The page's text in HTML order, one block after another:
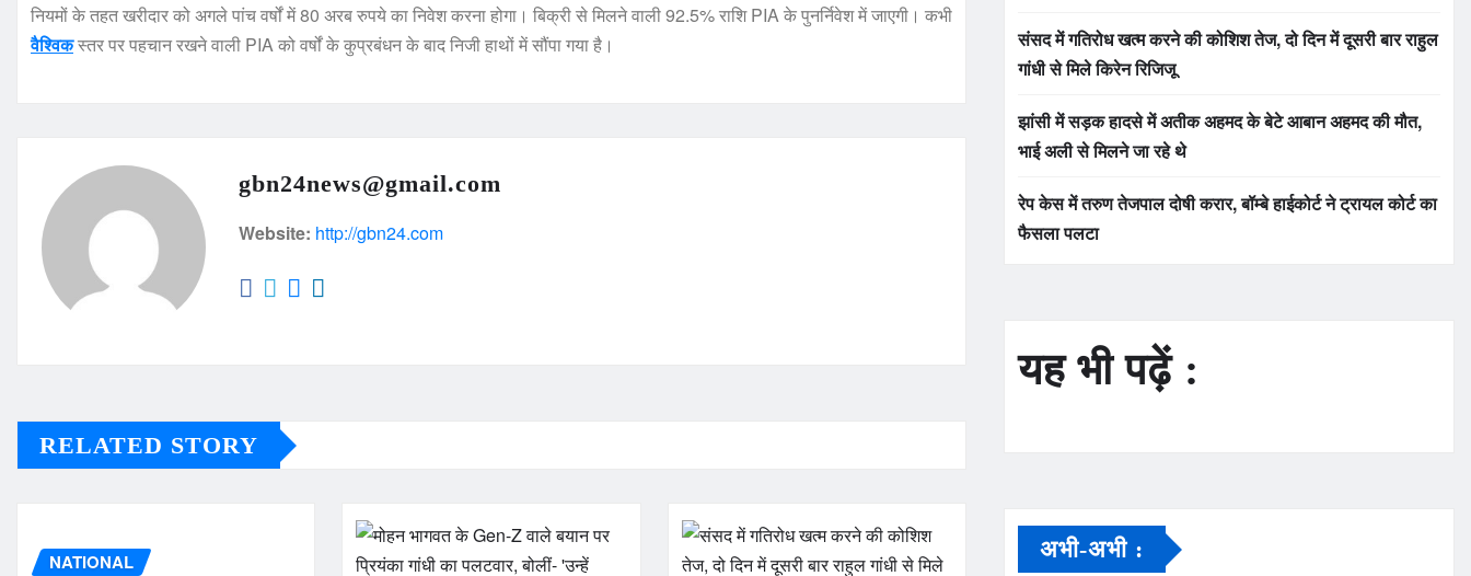
नियमों के तहत खरीदार को अगले पांच वर्षों में 80 अरब रुपये का निवेश करना होगा। बिक्री से मिलने वाली 92.5% राशि PIA के पुनर्निवेश में जाएगी। कभी
वैश्विकस्तर पर पहचान रखने वाली PIA को वर्षों के कुप्रबंधन के बाद निजी हाथों में सौंपा गया है।
gbn24news@gmail.com
Website: http://gbn24.com
RELATED STORY
NATIONAL
संसद में गतिरोध खत्म करने की कोशिश तेज, दो दिन में दूसरी बार राहुल
गांधी से मिले किरेन रिजिजू
झांसी में सड़क हादसे में अतीक अहमद के बेटे आबान अहमद की मौत,
भाई अली से मिलने जा रहे थे
रेप केस में तरुण तेजपाल दोषी करार, बॉम्बे हाईकोर्ट ने ट्रायल कोर्ट का
फैसला पलटा
यह भी पढ़ें :
अभी-अभी :